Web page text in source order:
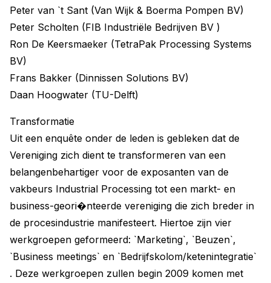
Peter van `t Sant (Van Wijk & Boerma Pompen BV)
Peter Scholten (FIB Industriële Bedrijven BV )
Ron De Keersmaeker (TetraPak Processing Systems
BV)
Frans Bakker (Dinnissen Solutions BV)
Daan Hoogwater (TU-Delft)
Transformatie
Uit een enquête onder de leden is gebleken dat de
Vereniging zich dient te transformeren van een
belangenbehartiger voor de exposanten van de
vakbeurs Industrial Processing tot een markt- en
business-geori�nteerde vereniging die zich breder in
de procesindustrie manifesteert. Hiertoe zijn vier
werkgroepen geformeerd: `Marketing`, `Beuzen`,
`Business meetings` en `Bedrijfskolom/ketenintegratie`
. Deze werkgroepen zullen begin 2009 komen met